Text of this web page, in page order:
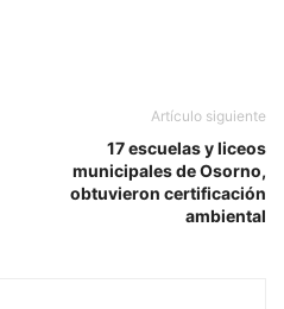
Artículo siguiente
17 escuelas y liceos
municipales de Osorno,
obtuvieron certificación
ambiental